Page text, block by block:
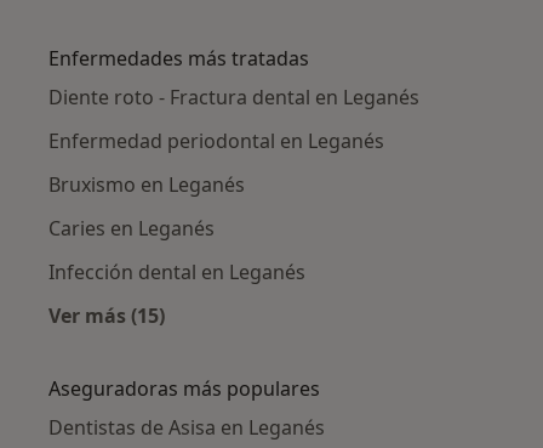
Enfermedades más tratadas
Diente roto - Fractura dental en Leganés
Enfermedad periodontal en Leganés
Bruxismo en Leganés
Caries en Leganés
Infección dental en Leganés
Ver más (15)
Aseguradoras más populares
Dentistas de Asisa en Leganés